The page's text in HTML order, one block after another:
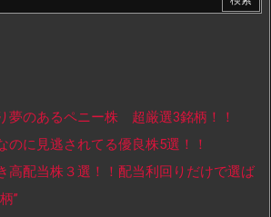
夢のあるペニー株 超厳選3銘柄！！
のに見逃されてる優良株5選！！
高配当株３選！！配当利回りだけで選ば
”